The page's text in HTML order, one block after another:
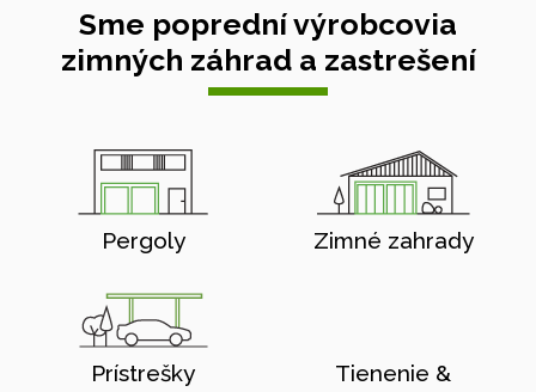
Sme poprední výrobcovia
zimných záhrad a zastrešení
Pergoly Zimné zahrady
Prístrešky
Tienenie &